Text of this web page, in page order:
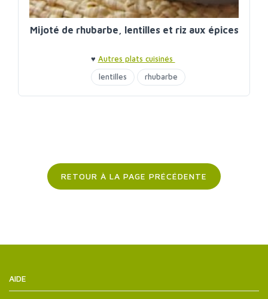
Mijoté de rhubarbe, lentilles et riz aux épices
♥ Autres plats cuisinés
lentilles
rhubarbe
RETOUR À LA PAGE PRÉCÉDENTE
AIDE